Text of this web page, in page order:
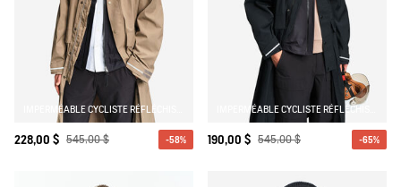
228,00 $ 545,00 $ -58% 190,00 $ 545,00 $ -65%